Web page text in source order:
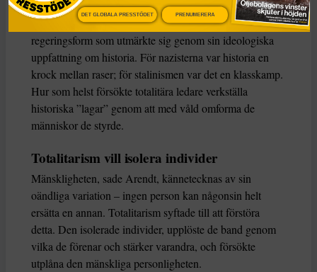
Totalitarism, menade hon, var en radikalt ny
regeringsform som utmärkte sig genom sin ideologiska
uppfattning om historia. För nazisterna var historia en
krock mellan raser; för stalinismen var det en klasskamp.
Hur som helst försökte totalitära ledare verkställa
historiska ”lagar” genom att med våld omforma de
människor de styrde.
Totalitarism vill isolera individer
Mänskligheten, sade Arendt, kännetecknas av sin
oändliga variation – ingen person kan någonsin helt
ersätta en annan. Totalitarism syftade till att förstöra
detta. Den isolerade individer, upplöste de band genom
vilka de förenar och stärker varandra, och försökte
utplåna den mänskliga personligheten.
DET GLOBALA PRESSTÖDET PRENUMERERA